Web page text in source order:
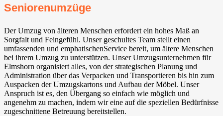
Seniorenumzüge
Der Umzug von älteren Menschen erfordert ein hohes Maß an
Sorgfalt und Feingefühl. Unser geschultes Team stellt einen
umfassenden und emphatischenService bereit, um ältere Menschen
bei ihrem Umzug zu unterstützen. Unser Umzugsunternehmen für
Elmshorn organisiert alles, von der strategischen Planung und
Administration über das Verpacken und Transportieren bis hin zum
Auspacken der Umzugskartons und Aufbau der Möbel. Unser
Anspruch ist es, den Übergang so einfach wie möglich und
angenehm zu machen, indem wir eine auf die speziellen Bedürfnisse
zugeschnittene Betreuung bereitstellen.